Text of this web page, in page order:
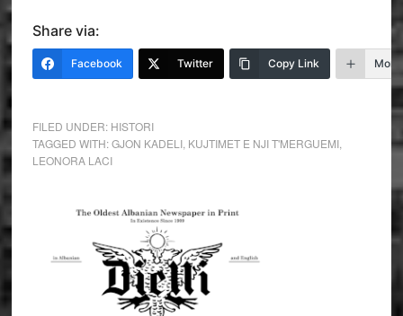
Share via:
Facebook Twitter Copy Link More
FILED UNDER: HISTORI
TAGGED WITH:GJON KADELI, KUJTIMET E NJI T'MERGUEMI,
LEONORA LACI